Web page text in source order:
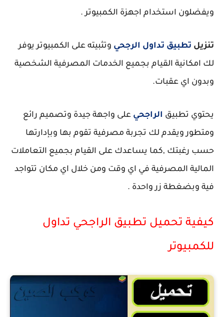
ويفضلون استخدام اجهزة الكمبيوتر .
تنزيل تطبيق تداول الرجحي وتثبيته على الكمبيوتر يوفر
لك امكانية القيام بجميع الخدمات المصرفية الشخصية
وبدون اي عقبات.
يحتوي تطبيق الراجحي على واجهة جيدة وتصميم رائع
ومتطور ويقدم لك تجربة مصرفية تقوم بها وبإدارتها
حسب رغبتك ,كما يساعدك على القيام بجميع التعاملات
المالية المصرفية في اي وقت ومن خلال اي مكان تتواجد
فية وبضغطة زر واحدة .
كيفية تحميل تطبيق الراجحي تداول
للكمبيوتر